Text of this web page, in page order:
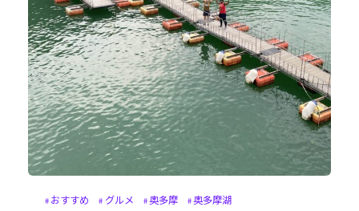
おすすめ グルメ 奥多摩 奥多摩湖